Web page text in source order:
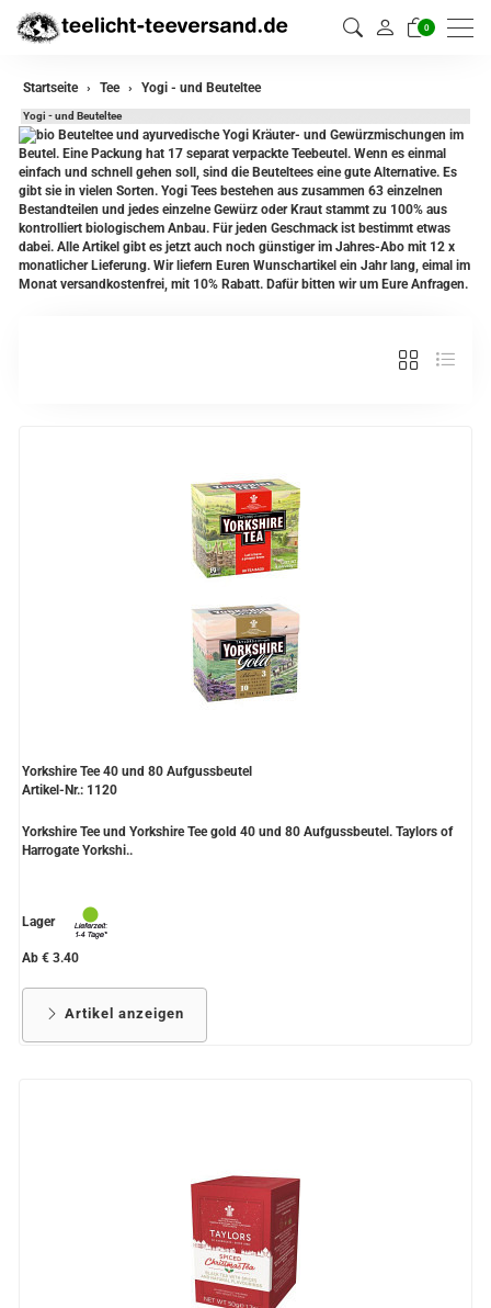
0
zurück
Darjeeling Tee
Assam Tee
Ceylon Tee
Sikkim Tee
Grüntee aus Ceylon, Darjeeling,
Verschiedene Anbaugebiete
Aromatisierter Grüntee
Früchtetee
Startseite Tee Yogi - und Beuteltee
Yogi - und Beuteltee
Beuteltee und ayurvedische Yogi Kräuter- und Gewürzmischungen im
Beutel. Eine Packung hat 17 separat verpackte Teebeutel. Wenn es einmal
einfach und schnell gehen soll, sind die Beuteltees eine gute Alternative. Es
gibt sie in vielen Sorten. Yogi Tees bestehen aus zusammen 63 einzelnen
Bestandteilen und jedes einzelne Gewürz oder Kraut stammt zu 100% aus
kontrolliert biologischem Anbau. Für jeden Geschmack ist bestimmt etwas
dabei. Alle Artikel gibt es jetzt auch noch günstiger im Jahres-Abo mit 12 x
monatlicher Lieferung. Wir liefern Euren Wunschartikel ein Jahr lang, eimal im
Monat versandkostenfrei, mit 10% Rabatt. Dafür bitten wir um Eure Anfragen.
Yorkshire Tee 40 und 80 Aufgussbeutel
Artikel-Nr.: 1120
Yorkshire Tee und Yorkshire Tee gold 40 und 80 Aufgussbeutel. Taylors of
Harrogate Yorkshi..
Lager
Ab € 3.40
Artikel anzeigen